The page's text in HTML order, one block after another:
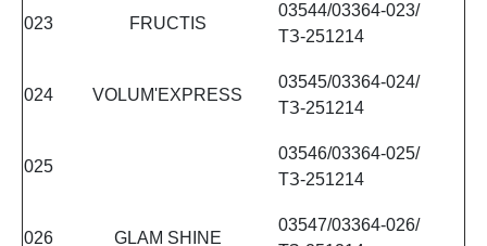
023 FRUCTIS
03544/03364-023/
ТЗ-251214
024 VOLUM'EXPRESS
03545/03364-024/
ТЗ-251214
025
03546/03364-025/
ТЗ-251214
026 GLAM SHINE
03547/03364-026/